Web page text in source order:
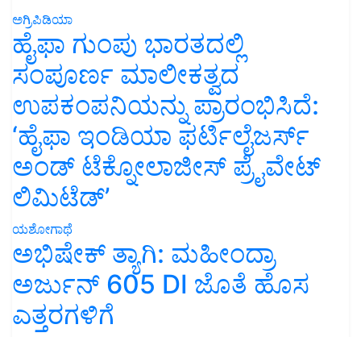
ಅಗ್ರಿಪಿಡಿಯಾ
ಹೈಫಾ ಗುಂಪು ಭಾರತದಲ್ಲಿ
ಸಂಪೂರ್ಣ ಮಾಲೀಕತ್ವದ
ಉಪಕಂಪನಿಯನ್ನು ಪ್ರಾರಂಭಿಸಿದೆ:
‘ಹೈಫಾ ಇಂಡಿಯಾ ಫರ್ಟಿಲೈಜರ್ಸ್
ಅಂಡ್ ಟೆಕ್ನೋಲಾಜೀಸ್ ಪ್ರೈವೇಟ್
ಲಿಮಿಟೆಡ್’
ಯಶೋಗಾಥೆ
ಅಭಿಷೇಕ್ ತ್ಯಾಗಿ: ಮಹೀಂದ್ರಾ
ಅರ್ಜುನ್ 605 DI ಜೊತೆ ಹೊಸ
ಎತ್ತರಗಳಿಗೆ